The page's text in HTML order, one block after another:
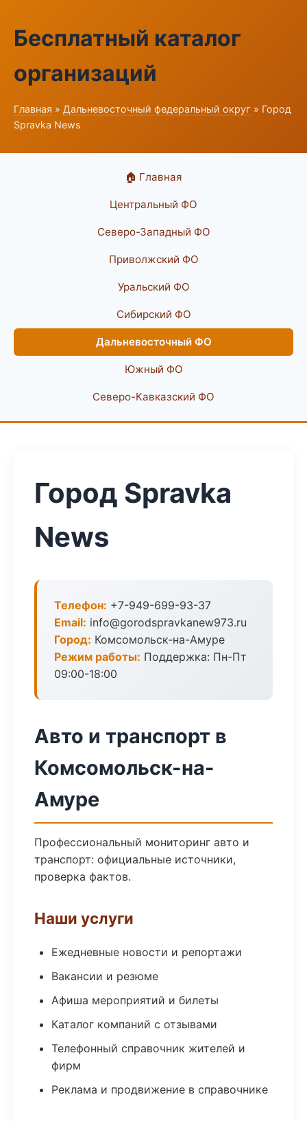
Бесплатный каталог
организаций
Главная » Дальневосточный федеральный округ » Город
Spravka News
🏠 Главная
Центральный ФО
Северо-Западный ФО
Приволжский ФО
Уральский ФО
Сибирский ФО
Дальневосточный ФО
Южный ФО
Северо-Кавказский ФО
Город Spravka
News
Телефон: +7-949-699-93-37
Email: info@gorodspravkanew973.ru
Город: Комсомольск-на-Амуре
Режим работы: Поддержка: Пн-Пт
09:00-18:00
Авто и транспорт в
Комсомольск-на-
Амуре
Профессиональный мониторинг авто и
транспорт: официальные источники,
проверка фактов.
Наши услуги
Ежедневные новости и репортажи
Вакансии и резюме
Афиша мероприятий и билеты
Каталог компаний с отзывами
Телефонный справочник жителей и
фирм
Реклама и продвижение в справочнике